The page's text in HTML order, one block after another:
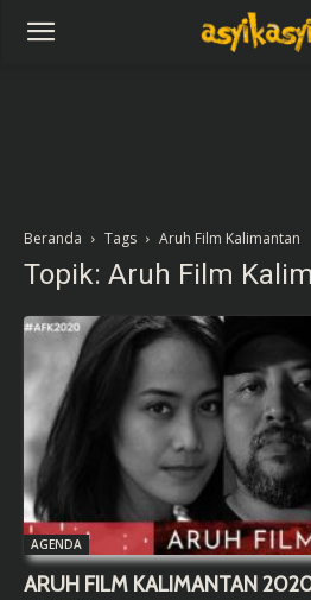
Beranda Tags Aruh Film Kalimantan
Topik: Aruh Film
AGENDA
ARUH FILM KALIMANTAN